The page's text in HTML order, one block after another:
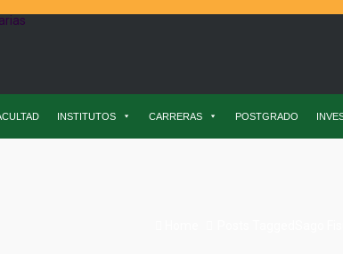
INSTITUTOS CARRERAS POSTGRADO